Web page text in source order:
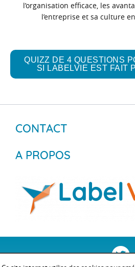
l’organisation efficace, les
l’entreprise et sa culture
QUIZZ DE 4 QUESTIONS
SI LABELVIE EST FAIT
CONTACT
A PROPOS